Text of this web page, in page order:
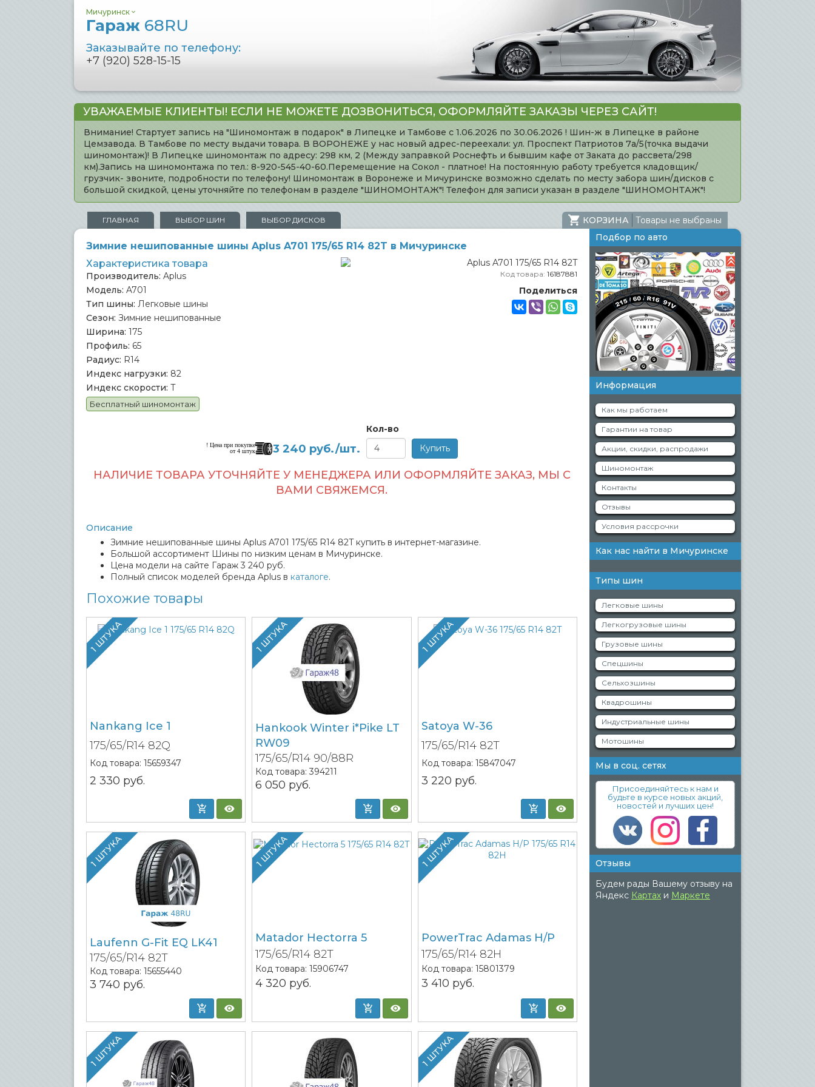
Мичуринск
Гараж 68RU
Заказывайте по телефону:
+7 (920) 528-15-15
УВАЖАЕМЫЕ КЛИЕНТЫ! ЕСЛИ НЕ МОЖЕТЕ ДОЗВОНИТЬСЯ, ОФОРМЛЯЙТЕ ЗАКАЗЫ ЧЕРЕЗ САЙТ!
Внимание! Стартует запись на "Шиномонтаж в подарок" в Липецке и Тамбове с 1.06.2026 по 30.06.2026 ! Шин-ж в Липецке в районе
Цемзавода. В Тамбове по месту выдачи товара. В ВОРОНЕЖЕ у нас новый адрес-переехали: ул. Проспект Патриотов 7а/5(точка выдачи
шиномонтаж)! В Липецке шиномонтаж по адресу: 298 км, 2 (Между заправкой Роснефть и бывшим кафе от Заката до рассвета/298
км).Запись на шиномонтажа по тел.: 8-920-545-40-60.Перемещение на Сокол - платное! На постоянную работу требуется кладовщик/
грузчик- звоните, подробности по телефону! Шиномонтаж в Воронеже и Мичуринске возможно сделать по месту забора шин/дисков с
большой скидкой, цены уточняйте по телефонам в разделе "ШИНОМОНТАЖ"! Телефон для записи указан в разделе "ШИНОМОНТАЖ"!
ГЛАВНАЯ ВЫБОР ШИН ВЫБОР ДИСКОВ КОРЗИНА Товары не выбраны
Зимние нешипованные шины Aplus A701 175/65 R14 82T в Мичуринске
Характеристика товара
Производитель: Aplus
Модель: A701
Тип шины: Легковые шины
Сезон: Зимние нешипованные
Ширина: 175
Профиль: 65
Радиус: R14
Индекс нагрузки: 82
Индекс скорости: T
Бесплатный шиномонтаж
Код товара: 16187881
Поделиться
! Цена при покупке
от 4 штук
3 240 руб./шт.
Кол-во
НАЛИЧИЕ ТОВАРА УТОЧНЯЙТЕ У МЕНЕДЖЕРА ИЛИ ОФОРМЛЯЙТЕ ЗАКАЗ, МЫ С
ВАМИ СВЯЖЕМСЯ.
Описание
Зимние нешипованные шины Aplus A701 175/65 R14 82T купить в интернет-магазине.
Большой ассортимент Шины по низким ценам в Мичуринске.
Цена модели на сайте Гараж 3 240 руб.
Полный список моделей бренда Aplus в каталоге.
Похожие товары
1 ШТУКА
Nankang Ice 1
175/65/R14 82Q
Код товара: 15659347
2 330 руб.
1 ШТУКА
Hankook Winter i*Pike LT
RW09
175/65/R14 90/88R
Код товара:394211
6 050 руб.
1 ШТУКА
Satoya W-36
175/65/R14 82T
Код товара: 15847047
3 220 руб.
1 ШТУКА
Laufenn G-Fit EQ LK41
175/65/R14 82T
Код товара: 15655440
3 740 руб.
1 ШТУКА
Matador Hectorra 5
175/65/R14 82T
Код товара:15906747
4 320 руб.
1 ШТУКА
PowerTrac Adamas H/P
175/65/R14 82H
Код товара: 15801379
3 410 руб.
1 ШТУКА 1 ШТУКА
Подбор по авто
Информация
Как мы работаем
Гарантии на товар
Акции, скидки, распродажи
Шиномонтаж
Контакты
Отзывы
Условия рассрочки
Как нас найти в Мичуринске
Типы шин
Легковые шины
Легкогрузовые шины
Грузовые шины
Спецшины
Сельхозшины
Квадрошины
Индустриальные шины
Мотошины
Мы в соц. сетях
Присоединяйтесь к нам и
будьте в курсе новых акций,
новостей и лучших цен!
Отзывы
Будем рады Вашему отзыву на
Яндекс Картах и Маркете